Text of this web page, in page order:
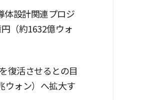
体設計関連プロジ
（約1632億ウォ
復活させるとの目
ウォン）へ拡大す